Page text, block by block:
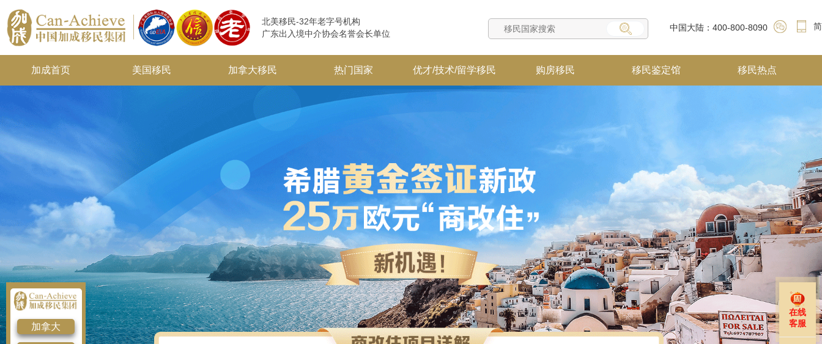
北美移民-32年老字号机构
广东出入境中介协会名誉会长单位
中国大陆：400-800-8090
加成首页 美国移民 加拿大移民 热门国家 优才/技术/留学移民 购房移民 移民鉴定馆 移民热点
加拿大
在线
客服